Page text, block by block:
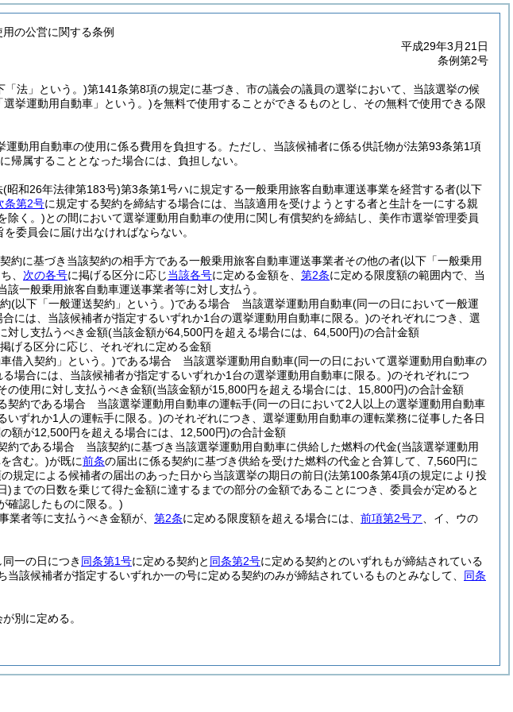
の公営に関する条例
平成29年3月21日
条例第2号
「法」という。)第141条第8項の規定に基づき、市の議会の議員の選挙において、当該選挙の候
選挙運動用自動車」という。)を無料で使用することができるものとし、その無料で使用できる限
動用自動車の使用に係る費用を負担する。 ただし、当該候補者に係る供託物が法第93条第1項
帰属することとなった場合には、負担しない。
(昭和26年法律第183号)第3条第1号ハに規定する一般乗用旅客自動車運送事業を経営する者(以下
条第2号に規定する契約を締結する場合には、当該適用を受けようとする者と生計を一にする親
除く。)との間において選挙運動用自動車の使用に関し有償契約を締結し、美作市選挙管理委員
委員会に届け出なければならない。
約に基づき当該契約の相手方である一般乗用旅客自動車運送事業者その他の者(以下「一般乗用
、 次の各号に掲げる区分に応じ当該各号に定める金額を、 第2条に定める限度額の範囲内で、当
一般乗用旅客自動車運送事業者等に対し支払う。
(以下「一般運送契約」という。)である場合 当該選挙運動用自動車(同一の日において一般運
には、当該候補者が指定するいずれか1台の選挙運動用自動車に限る。)のそれぞれにつき、選
対し支払うべき金額(当該金額が64,500円を超える場合には、64,500円)の合計金額
げる区分に応じ、それぞれに定める金額
借入契約」という。)である場合 当該選挙運動用自動車(同一の日において選挙運動用自動車の
場合には、当該候補者が指定するいずれか1台の選挙運動用自動車に限る。)のそれぞれにつ
の使用に対し支払うべき金額(当該金額が15,800円を超える場合には、15,800円)の合計金額
契約である場合 当該選挙運動用自動車の運転手(同一の日において2人以上の選挙運動用自動車
いずれか1人の運転手に限る。)のそれぞれにつき、選挙運動用自動車の運転業務に従事した各日
額が12,500円を超える場合には、12,500円)の合計金額
約である場合 当該契約に基づき当該選挙運動用自動車に供給した燃料の代金(当該選挙運動用
含む。)が既に前条の届出に係る契約に基づき供給を受けた燃料の代金と合算して、7,560円に
規定による候補者の届出のあった日から当該選挙の期日の前日(法第100条第4項の規定により投
) までの日数を乗じて得た金額に達するまでの部分の金額であることにつき、委員会が定めると
確認したものに限る。)
業者等に支払うべき金額が、 第2条に定める限度額を超える場合には、 前項第2号ア 、イ、ウの
一の日につき 同条第1号に定める契約と 同条第2号に定める契約とのいずれもが締結されている
該候補者が指定するいずれか一の号に定める契約のみが締結されているものとみなして、 同条
別に定める。